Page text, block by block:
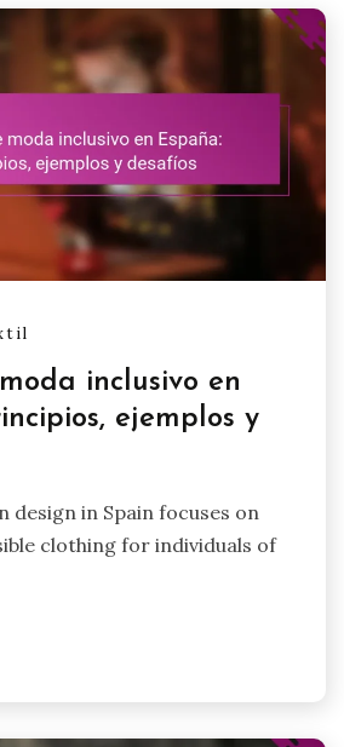
inclusivo en
ejemplos y
design in Spain focuses on
clothing for individuals of